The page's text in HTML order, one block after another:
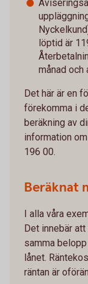
löptid är
månad och
Det här är en
förekomma i
beräkning av
information
196 00.
Beräknat
I alla våra
Det innebär
samma
lånet.
räntan är